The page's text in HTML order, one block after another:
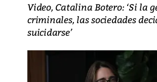
Video, Catalina Botero: ‘Si la
criminales, las sociedades
suicidarse’